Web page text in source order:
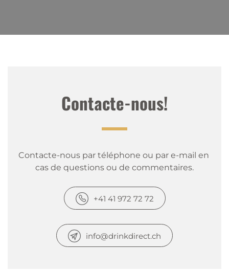
Contacte-nous!
Contacte-nous par téléphone ou par e-mail en
cas de questions ou de commentaires.
+41 41 972 72 72
info@drinkdirect.ch